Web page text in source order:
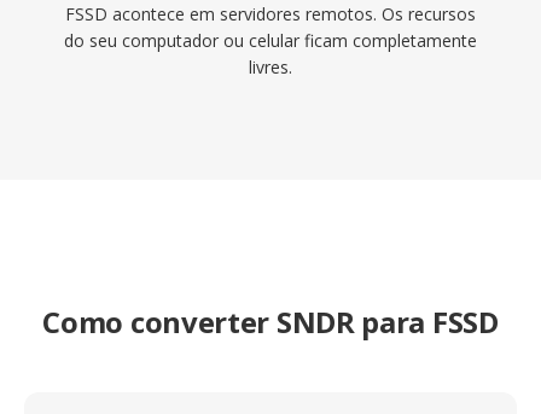
FSSD acontece em servidores remotos. Os recursos
do seu computador ou celular ficam completamente
livres.
Como converter SNDR para FSSD